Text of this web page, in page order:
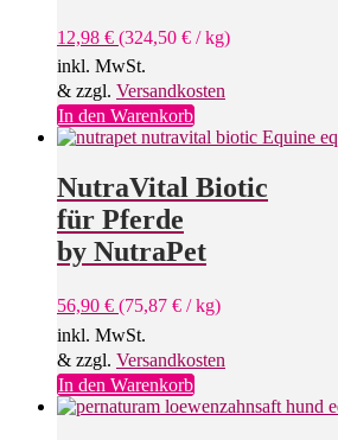
12,98 € (324,50 € /kg)
inkl. MwSt.
& zzgl. Versandkosten
In den Warenkorb
NutraVital Biotic
für Pferde
by NutraPet
56,90 € (75,87 € /kg)
inkl. MwSt.
& zzgl. Versandkosten
In den Warenkorb